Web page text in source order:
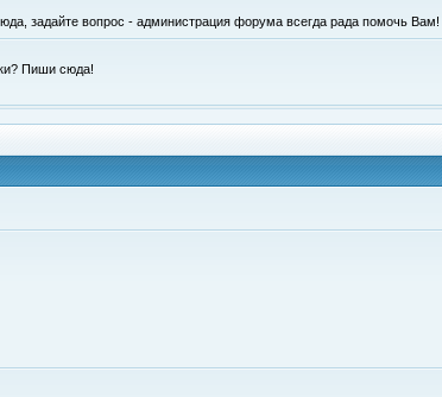
задайте вопрос - администрация форума всегда рада помочь Вам!
Пиши сюда!